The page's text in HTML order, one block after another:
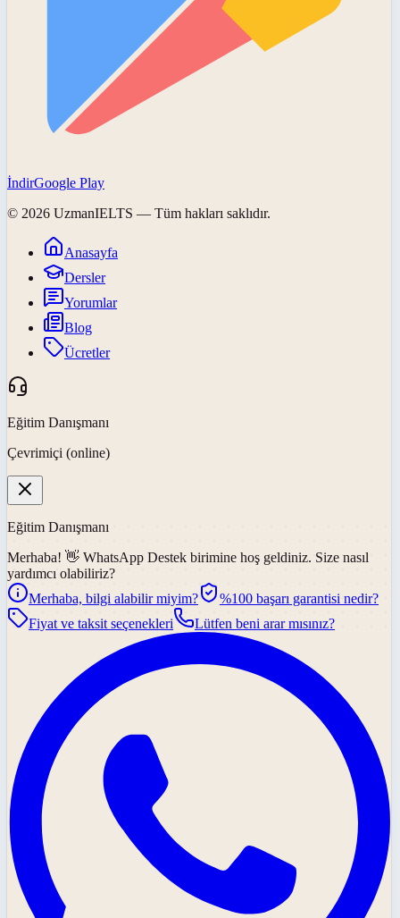
İndirGoogle Play
© 2026 UzmanIELTS — Tüm hakları saklıdır.
Anasayfa
Dersler
Yorumlar
Blog
Ücretler
Eğitim Danışmanı
Çevrimiçi (online)
Eğitim Danışmanı
Merhaba! 👋 WhatsApp Destek birimine hoş geldiniz. Size nasıl
yardımcı olabiliriz?
Merhaba, bilgi alabilir miyim?
%100 başarı garantisi nedir?
Fiyat ve taksit seçenekleri
Lütfen beni arar mısınız?